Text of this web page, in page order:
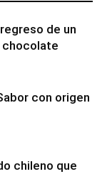
de un
chocolate
con origen
chileno que